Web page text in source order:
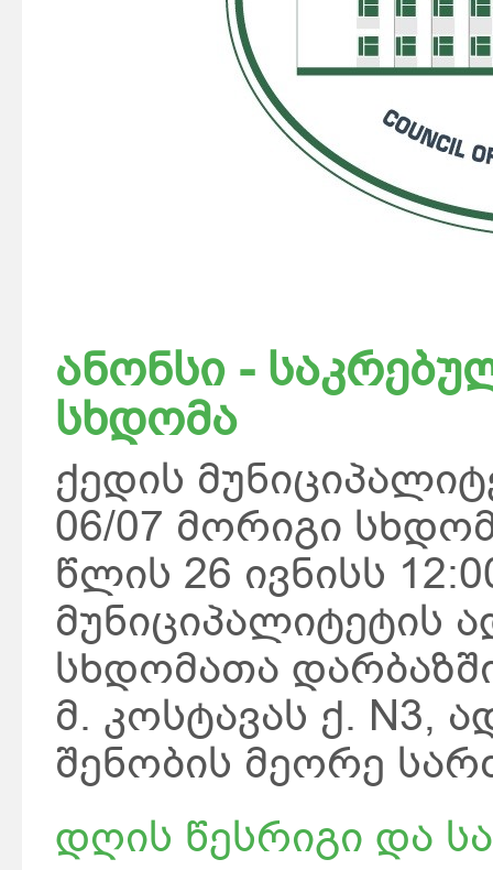
ანონსი -
სხდომა
ქედის
06/07 მორიგი
წლის 26 ივნისს
მუნიციპალიტეტის
სხდომათა
მ. კოსტავას ქ. N3,
შენობის მეორე
დღის წესრიგი და